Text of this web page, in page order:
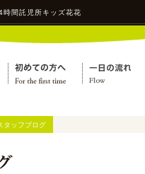
時間託児所キッズ花花
タッフブログ